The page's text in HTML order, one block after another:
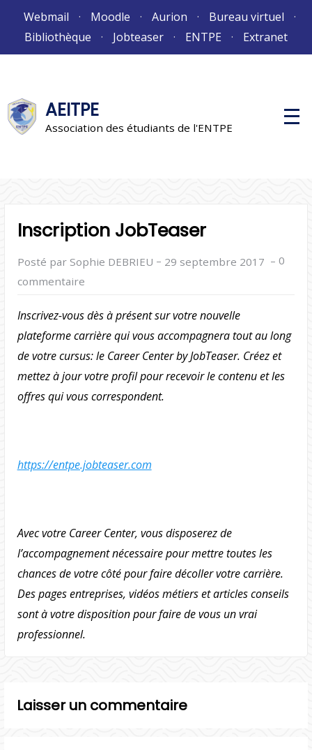
Webmail Moodle Aurion
Bureau virtuel
Bibliothèque
Jobteaser ENTPE Extranet
AEITPE
Association des étudiants de l'ENTPE
M
e
Inscription JobTeaser
Posté par Sophie DEBRIEU – 29 septembre 2017 – 0
commentaire
Inscrivez-vous dès à présent sur votre nouvelle
plateforme carrière qui vous accompagnera tout au long
de votre cursus: le Career Center by JobTeaser. Créez et
mettez à jour votre profil pour recevoir le contenu et les
offres qui vous correspondent.
https://entpe.jobteaser.com
Avec votre Career Center, vous disposerez de
l’accompagnement nécessaire pour mettre toutes les
chances de votre côté pour faire décoller votre carrière.
Des pages entreprises, vidéos métiers et articles conseils
sont à votre disposition pour faire de vous un vrai
professionnel.
Laisser un commentaire